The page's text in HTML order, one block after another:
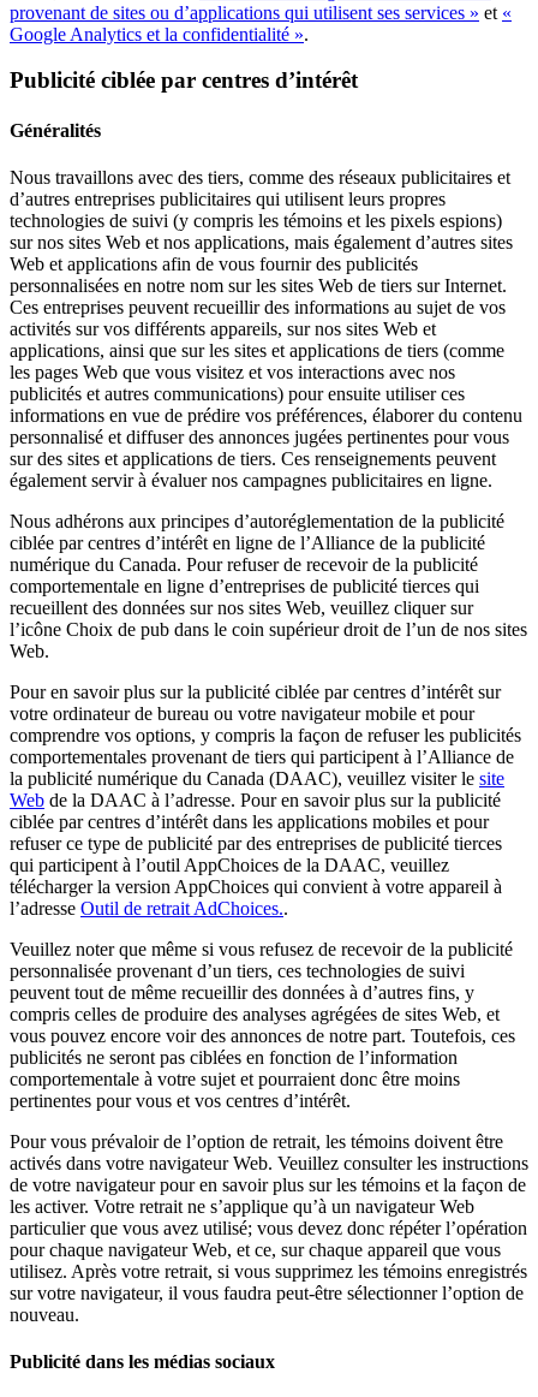
provenant de sites ou d’applications qui utilisent ses services » et «
Google Analytics et la confidentialité ».
Publicité ciblée par centres d’intérêt
Généralités
Nous travaillons avec des tiers, comme des réseaux publicitaires et
d’autres entreprises publicitaires qui utilisent leurs propres
technologies de suivi (y compris les témoins et les pixels espions)
sur nos sites Web et nos applications, mais également d’autres sites
Web et applications afin de vous fournir des publicités
personnalisées en notre nom sur les sites Web de tiers sur Internet.
Ces entreprises peuvent recueillir des informations au sujet de vos
activités sur vos différents appareils, sur nos sites Web et
applications, ainsi que sur les sites et applications de tiers (comme
les pages Web que vous visitez et vos interactions avec nos
publicités et autres communications) pour ensuite utiliser ces
informations en vue de prédire vos préférences, élaborer du contenu
personnalisé et diffuser des annonces jugées pertinentes pour vous
sur des sites et applications de tiers. Ces renseignements peuvent
également servir à évaluer nos campagnes publicitaires en ligne.
Nous adhérons aux principes d’autoréglementation de la publicité
ciblée par centres d’intérêt en ligne de l’Alliance de la publicité
numérique du Canada. Pour refuser de recevoir de la publicité
comportementale en ligne d’entreprises de publicité tierces qui
recueillent des données sur nos sites Web, veuillez cliquer sur
l’icône Choix de pub dans le coin supérieur droit de l’un de nos sites
Web.
Pour en savoir plus sur la publicité ciblée par centres d’intérêt sur
votre ordinateur de bureau ou votre navigateur mobile et pour
comprendre vos options, y compris la façon de refuser les publicités
comportementales provenant de tiers qui participent à l’Alliance de
la publicité numérique du Canada (DAAC), veuillez visiter le site
Web de la DAAC à l’adresse. Pour en savoir plus sur la publicité
ciblée par centres d’intérêt dans les applications mobiles et pour
refuser ce type de publicité par des entreprises de publicité tierces
qui participent à l’outil AppChoices de la DAAC, veuillez
télécharger la version AppChoices qui convient à votre appareil à
l’adresse Outil de retrait AdChoices..
Veuillez noter que même si vous refusez de recevoir de la publicité
personnalisée provenant d’un tiers, ces technologies de suivi
peuvent tout de même recueillir des données à d’autres fins, y
compris celles de produire des analyses agrégées de sites Web, et
vous pouvez encore voir des annonces de notre part. Toutefois, ces
publicités ne seront pas ciblées en fonction de l’information
comportementale à votre sujet et pourraient donc être moins
pertinentes pour vous et vos centres d’intérêt.
Pour vous prévaloir de l’option de retrait, les témoins doivent être
activés dans votre navigateur Web. Veuillez consulter les instructions
de votre navigateur pour en savoir plus sur les témoins et la façon de
les activer. Votre retrait ne s’applique qu’à un navigateur Web
particulier que vous avez utilisé; vous devez donc répéter l’opération
pour chaque navigateur Web, et ce, sur chaque appareil que vous
utilisez. Après votre retrait, si vous supprimez les témoins enregistrés
sur votre navigateur, il vous faudra peut-être sélectionner l’option de
nouveau.
Publicité dans les médias sociaux